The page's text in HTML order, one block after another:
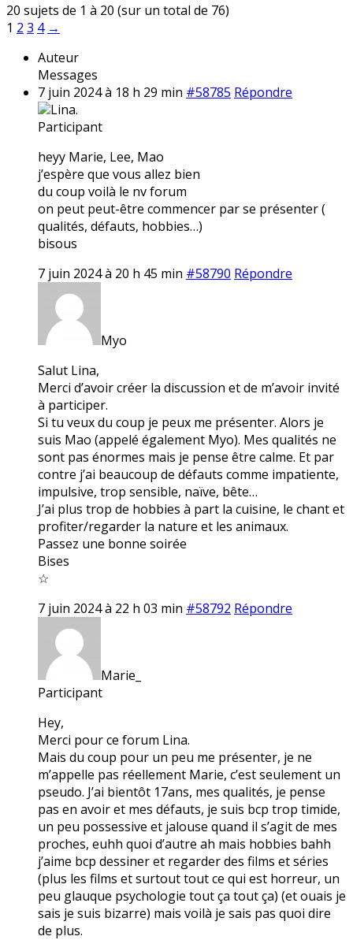
20 sujets de 1 à 20 (sur un total de 76)
1 2 3 4 →
Auteur
Messages
7 juin 2024 à 18 h 29 min #58785 Répondre
Lina.
Participant
heyy Marie, Lee, Mao
j’espère que vous allez bien
du coup voilà le nv forum
on peut peut-être commencer par se présenter (
qualités, défauts, hobbies…)
bisous
7 juin 2024 à 20 h 45 min #58790 Répondre
Myo
Salut Lina,
Merci d’avoir créer la discussion et de m’avoir invité
à participer.
Si tu veux du coup je peux me présenter. Alors je
suis Mao (appelé également Myo). Mes qualités ne
sont pas énormes mais je pense être calme. Et par
contre j’ai beaucoup de défauts comme impatiente,
impulsive, trop sensible, naïve, bête…
J’ai plus trop de hobbies à part la cuisine, le chant et
profiter/regarder la nature et les animaux.
Passez une bonne soirée
Bises
☆
7 juin 2024 à 22 h 03 min #58792 Répondre
Marie_
Participant
Hey,
Merci pour ce forum Lina.
Mais du coup pour un peu me présenter, je ne
m’appelle pas réellement Marie, c’est seulement un
pseudo. J’ai bientôt 17ans, mes qualités, je pense
pas en avoir et mes défauts, je suis bcp trop timide,
un peu possessive et jalouse quand il s’agit de mes
proches, euhh quoi d’autre ah mais hobbies bahh
j’aime bcp dessiner et regarder des films et séries
(plus les films et surtout tout ce qui est horreur, un
peu glauque psychologie tout ça tout ça) (et ouais je
sais je suis bizarre) mais voilà je sais pas quoi dire
de plus.